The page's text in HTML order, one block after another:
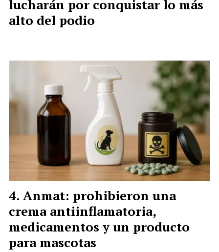
lucharán por conquistar lo más
alto del podio
Anmat: prohibieron una
crema antiinflamatoria,
medicamentos y un producto
para mascotas